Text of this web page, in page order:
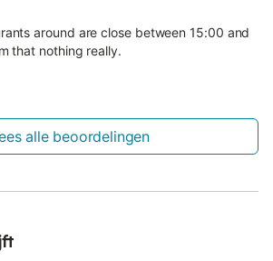
around are close between 15:00 and
that nothing really.
alle beoordelingen